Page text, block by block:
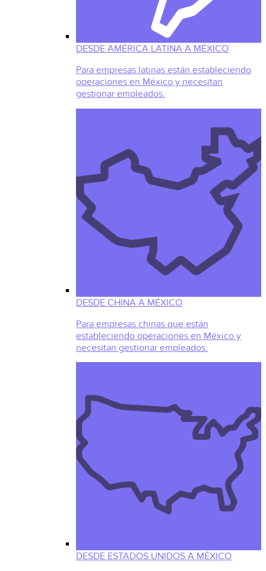
DESDE AMÉRICA LATINA A MÉXICO
Para empresas latinas están estableciendo
operaciones en México y necesitan
gestionar empleados.
DESDE CHINA A MÉXICO
Para empresas chinas que están
estableciendo operaciones en México y
necesitan gestionar empleados.
DESDE ESTADOS UNIDOS A MÉXICO